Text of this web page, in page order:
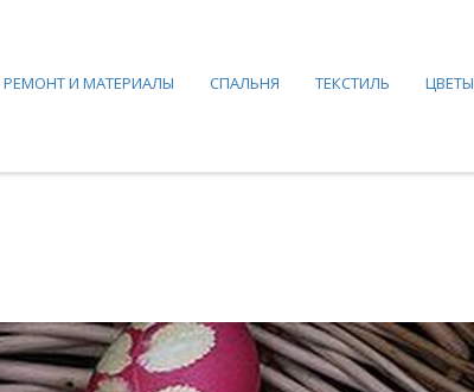
РЕМОНТ И МАТЕРИАЛЫ СПАЛЬНЯ ТЕКСТИЛЬ ЦВЕТЫ